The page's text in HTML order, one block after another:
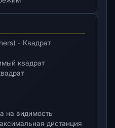
- Квадрат
квадрат
на видимость
дистанция